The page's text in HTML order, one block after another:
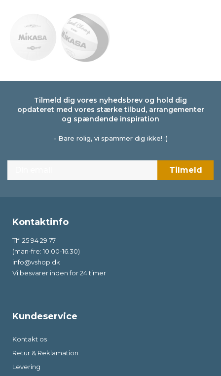
Tilmeld dig vores nyhedsbrev og hold dig
opdateret med vores stærke tilbud, arrangementer
og spændende inspiration
- Bare rolig, vi spammer dig ikke! :)
Kontaktinfo
Tlf. 25 94 29 77
(man-fre: 10.00-16.30)
info@vshop.dk
Vi besvarer inden for 24 timer
Kundeservice
Kontakt os
Retur & Reklamation
Levering